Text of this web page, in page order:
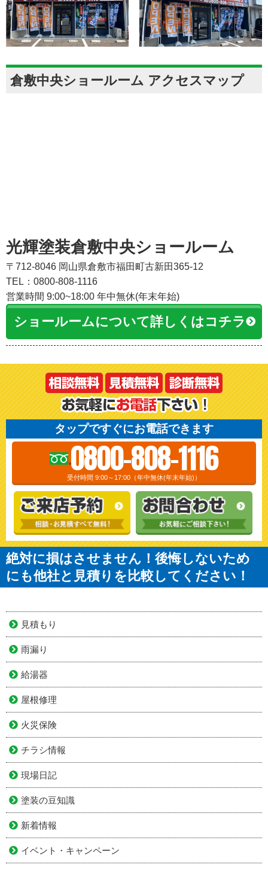
倉敷中央ショールーム アクセスマップ
光輝塗装倉敷中央ショールーム
〒712-8046 岡山県倉敷市福田町古新田365-12
TEL：0800-808-1116
営業時間 9:00~18:00 年中無休(年末年始)
ショールームについて詳しくはコチラ
タップですぐにお電話できます
0800-808-1116
受付時間 9:00～17:00（年中無休(年末年始)）
絶対に損はさせません！後悔しないため
にも他社と見積りを比較してください！
見積もり
雨漏り
給湯器
屋根修理
火災保険
チラシ情報
現場日記
塗装の豆知識
新着情報
イベント・キャンペーン